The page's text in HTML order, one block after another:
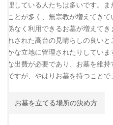
理している人たちは多いです。
ことが多く、無宗教が増えてき
係なく利用できるお墓が増えて
れされた高台の見晴らしの良い
かな立地に管理されたりしてい
な出費が必要であり、お墓を維持
ですが、やはりお墓を持つことで
投
稿
お墓を立てる場所の決め方